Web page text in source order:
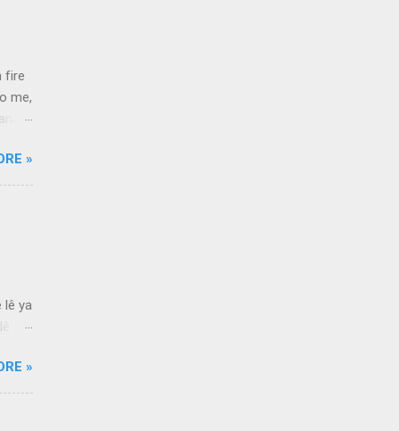
fire
me,
»
lê ya
»